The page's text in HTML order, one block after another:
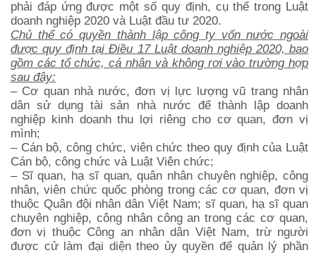
phải đáp ứng được một số quy định, cụ thể trong Luật
doanh nghiệp 2020 và Luật đầu tư 2020.
Chủ thể có quyền thành lập công ty vốn nước ngoài
được quy định tại Điều 17 Luật doanh nghiệp 2020, bao
gồm các tổ chức, cá nhân và không rơi vào trường hợp
sau đây:
– Cơ quan nhà nước, đơn vị lực lượng vũ trang nhân
dân sử dụng tài sản nhà nước để thành lập doanh
nghiệp kinh doanh thu lợi riêng cho cơ quan, đơn vị
mình;
– Cán bộ, công chức, viên chức theo quy định của Luật
Cán bộ, công chức và Luật Viên chức;
– Sĩ quan, hạ sĩ quan, quân nhân chuyên nghiệp, công
nhân, viên chức quốc phòng trong các cơ quan, đơn vị
thuộc Quân đội nhân dân Việt Nam; sĩ quan, hạ sĩ quan
chuyên nghiệp, công nhân công an trong các cơ quan,
đơn vị thuộc Công an nhân dân Việt Nam, trừ người
được cử làm đại diện theo ủy quyền để quản lý phần